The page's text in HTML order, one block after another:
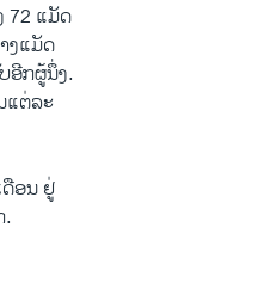
72 ແມັດ
ງ​ແມັດ
ອີກຜູ້ນຶ່ງ.​
ແຕ່​ລະ​
ອນ ​ຢູ່